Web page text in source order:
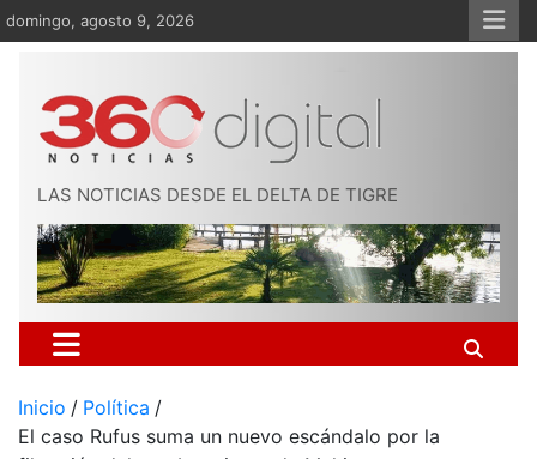
Saltar
al
domingo, agosto 9, 2026
LAS NOTICIAS DESDE EL DELTA DE TIGRE
Inicio
Política
El caso Rufus suma un nuevo escándalo por la